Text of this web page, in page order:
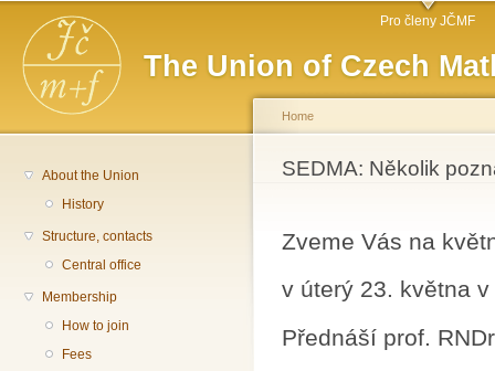
The Union of Czech
Main menu Pro členy JČMF
About the Union
History
Structure, contacts
Central office
Membership
How to join
Fees
You are here
Home
SEDMA: Několik
Zveme Vás na
v úterý 23. května
Přednáší prof.